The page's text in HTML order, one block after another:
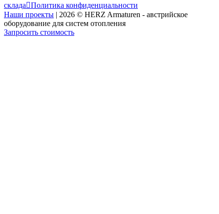
складаПолитика конфиденциальности
Наши проекты | 2026 © HERZ Armaturen - австрийское
оборудование для систем отопления
Запросить стоимость